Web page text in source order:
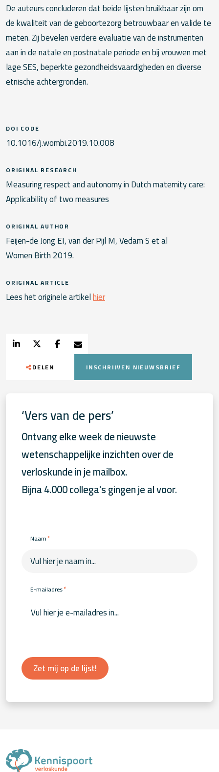
De auteurs concluderen dat beide lijsten bruikbaar zijn om
de kwaliteit van de geboortezorg betrouwbaar en valide te
meten. Zij bevelen verdere evaluatie van de instrumenten
aan in de natale en postnatale periode en bij vrouwen met
lage SES, beperkte gezondheidsvaardigheden en diverse
etnische achtergronden.
DOI CODE
10.1016/j.wombi.2019.10.008
ORIGINAL RESEARCH
Measuring respect and autonomy in Dutch maternity care:
Applicability of two measures
ORIGINAL AUTHOR
Feijen-de Jong EI, van der Pijl M, Vedam S et al
Women Birth 2019.
ORIGINAL ARTICLE
Lees het originele artikelhier
DELEN INSCHRIJVEN NIEUWSBRIEF
‘Vers van de pers’
Ontvang elke week de nieuwste
wetenschappelijke inzichten over de
verloskunde in je mailbox.
Bijna 4.000 collega's gingen je al voor.
Naam*
E-mailadres*
Zet mij op de lijst!